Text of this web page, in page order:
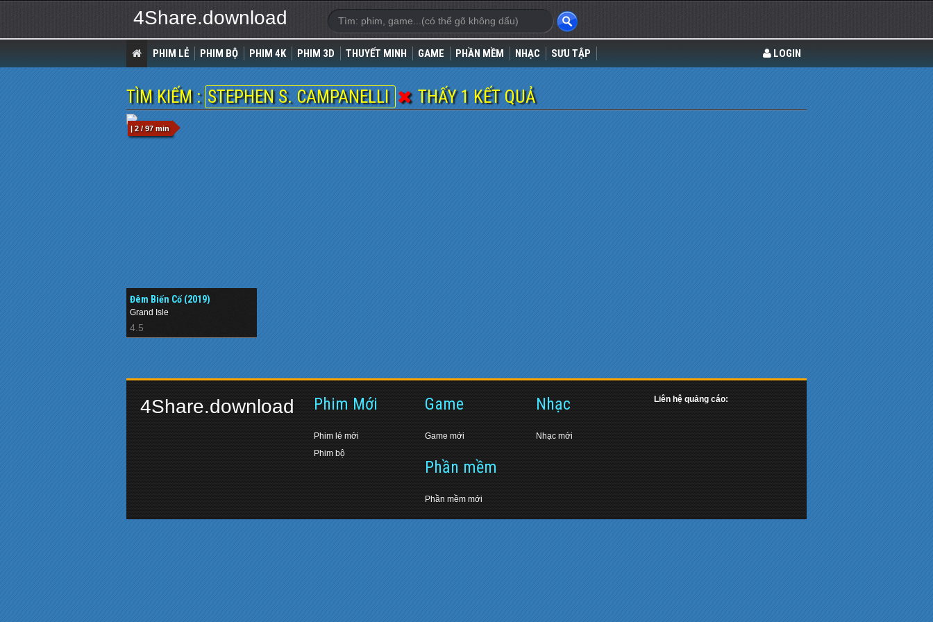
4Share.download
PHIM LẺ PHIM BỘ PHIM 4K PHIM 3D THUYẾT MINH GAME PHẦN MỀM NHẠC SƯU TẬP LOGIN
TÌM KIẾM : STEPHEN S. CAMPANELLI THẤY 1 KẾT QUẢ
| 2 / 97 min
Đêm Biến Cố (2019)
Grand Isle
4.5
4Share.download Phim Mới
Phim lẻ mới
Phim bộ
Game
Game mới
Phần mềm
Phần mềm mới
Nhạc
Nhạc mới
Liên hệ quảng cáo: